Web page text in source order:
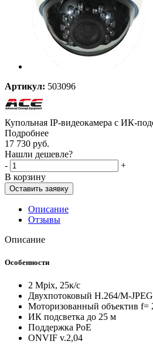
Артикул: 503096
Купольная IP-видеокамера с ИК-
Подробнее
17 730 руб.
Нашли дешевле?
-
+
В корзину
Оставить заявку
Описание
Отзывы
Описание
Особенности
2 Mpix, 25к/с
Двухпотоковый H.264/M-
Моторизованный объектив f=
ИК подсветка до 25 м
Поддержка PoE
ONVIF v.2,04